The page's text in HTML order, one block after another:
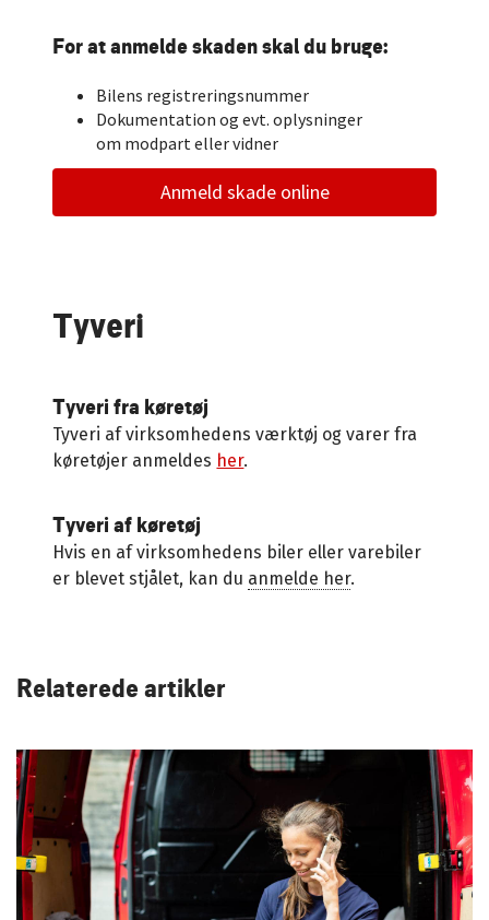
For at anmelde skaden skal du bruge:
Bilens registreringsnummer
Dokumentation og evt. oplysninger
om modpart eller vidner
Anmeld skade online
Tyveri
Tyveri fra køretøj
Tyveri af virksomhedens værktøj og varer fra
køretøjer anmeldes her.
Tyveri af køretøj
Hvis en af virksomhedens biler eller varebiler
er blevet stjålet, kan du anmelde her.
Relaterede artikler